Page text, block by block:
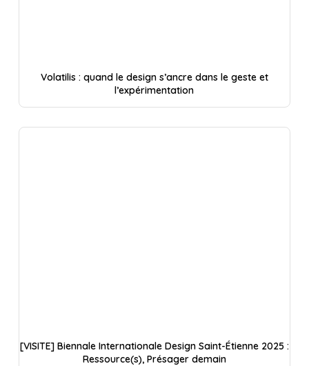
Volatilis : quand le design s’ancre dans le geste et
l’expérimentation
[VISITE] Biennale Internationale Design Saint-Étienne 2025 :
Ressource(s), Présager demain